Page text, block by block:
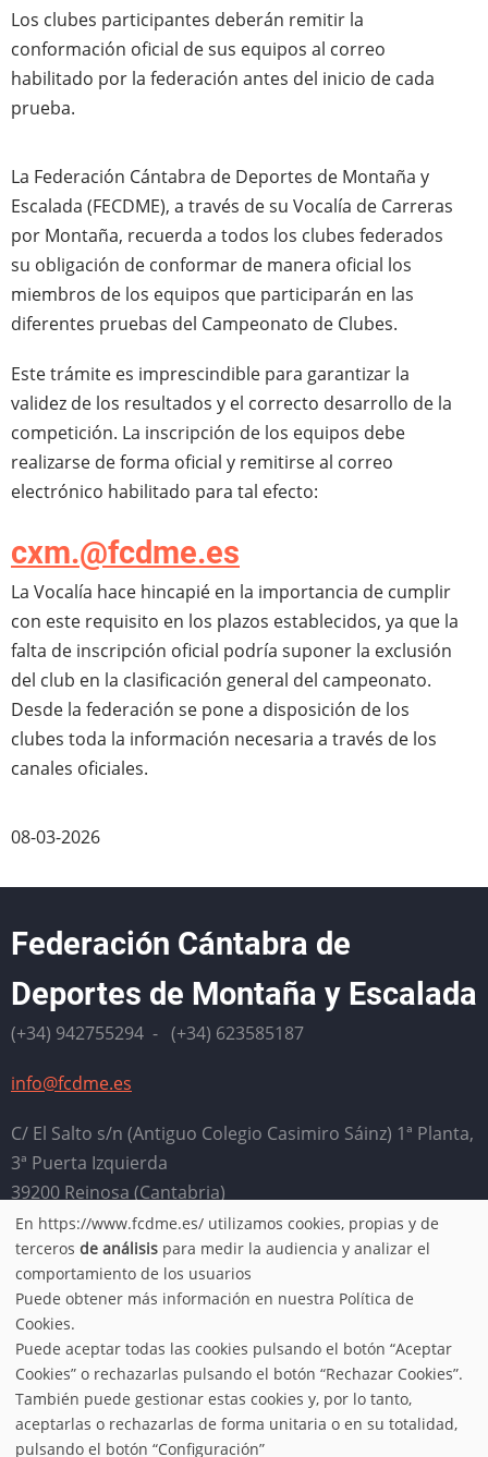
Los clubes participantes deberán remitir la
conformación oficial de sus equipos al correo
habilitado por la federación antes del inicio de cada
prueba.
La Federación Cántabra de Deportes de Montaña y
Escalada (FECDME), a través de su Vocalía de Carreras
por Montaña, recuerda a todos los clubes federados
su obligación de conformar de manera oficial los
miembros de los equipos que participarán en las
diferentes pruebas del Campeonato de Clubes.
Este trámite es imprescindible para garantizar la
validez de los resultados y el correcto desarrollo de la
competición. La inscripción de los equipos debe
realizarse de forma oficial y remitirse al correo
electrónico habilitado para tal efecto:
cxm.@fcdme.es
La Vocalía hace hincapié en la importancia de cumplir
con este requisito en los plazos establecidos, ya que la
falta de inscripción oficial podría suponer la exclusión
del club en la clasificación general del campeonato.
Desde la federación se pone a disposición de los
clubes toda la información necesaria a través de los
canales oficiales.
08-03-2026
Federación Cántabra de
Deportes de Montaña y Escalada
(+34) 942755294 - (+34) 623585187
info@fcdme.es
C/ El Salto s/n (Antiguo Colegio Casimiro Sáinz) 1ª Planta,
3ª Puerta Izquierda
39200 Reinosa (Cantabria)
Horario: Lunes, miércoles, jueves y viernes de 9:00 a
13:00. Martes de 16:00 a 20:00
Aviso legal
Política de cookies
© 2026 FCDME, All rights reserved.
Use
of
personal
data
En https://www.fcdme.es/ utilizamos cookies, propias y de
terceros de análisis para medir la audiencia y analizar el
comportamiento de los usuarios
Puede obtener más información en nuestra Política de
Cookies.
Puede aceptar todas las cookies pulsando el botón “Aceptar
Cookies” o rechazarlas pulsando el botón “Rechazar Cookies”.
También puede gestionar estas cookies y, por lo tanto,
aceptarlas o rechazarlas de forma unitaria o en su totalidad,
pulsando el botón “Configuración”